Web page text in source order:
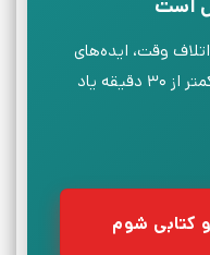
است
وقت، ایده‌های
اصلی کتاب‌های مهم دنیا را در کمتر از ۳۰ دقیقه یاد
کتابی شوم